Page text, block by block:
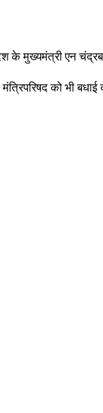
के मुख्यमंत्री एन
को भी बधाई